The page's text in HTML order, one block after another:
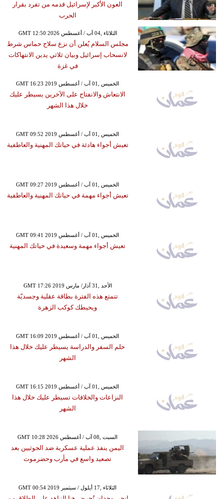
العون الأكبر لإسرائيل قدمه من تفرد بقرار
الحرب
GMT 12:50 2026 الثلاثاء ,04 آب / أغسطس
مجلس السلام يُعلن أن نزع سلاح حماس شرط
لانسحاب إسرائيل وبيان ثلاثي يدين الانتهاكات
في غزة
GMT 16:23 2019 الخميس ,01 آب / أغسطس
الانتعاش والانفتاح على الآخرين يسيطر عليك
خلال هذا الشهر
GMT 09:52 2019 الخميس ,01 آب / أغسطس
تعيش أجواء هادئة في حياتك المهنية والعاطفية
GMT 09:27 2019 الخميس ,01 آب / أغسطس
تعيش أجواء مهمة في حياتك المهنية والعاطفية
GMT 09:41 2019 الخميس ,01 آب / أغسطس
تعيش أجواء مهمة وسعيدة في حياتك المهنية
GMT 17:26 2019 الأحد ,31 آذار/ مارس
تتمتع هذه الفترة بطاقة عقلية وجسديّة
ويحيطك كوكب الزهرة
GMT 16:09 2019 الخميس ,01 آب / أغسطس
حلم السفر والدراسة يسيطر عليك خلال هذا
الشهر
GMT 16:15 2019 الخميس ,01 آب / أغسطس
النزاعات والخلافات تسيطر عليك خلال هذا
الشهر
GMT 10:28 2026 السبت ,08 آب / أغسطس
اليمن ينفذ عملية عسكرية ضد الحوثيين بعد
تصعيد واسع في مأرب وحضرموت
GMT 00:54 2019 الثلاثاء ,17 أيلول / سبتمبر